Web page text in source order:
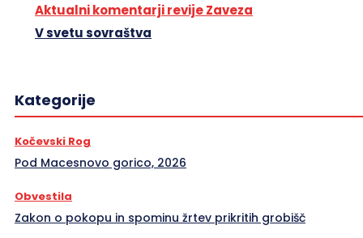
Aktualni komentarji revije Zaveza
V svetu sovraštva
Kategorije
Kočevski Rog
Pod Macesnovo gorico, 2026
Obvestila
Zakon o pokopu in spominu žrtev prikritih grobišč